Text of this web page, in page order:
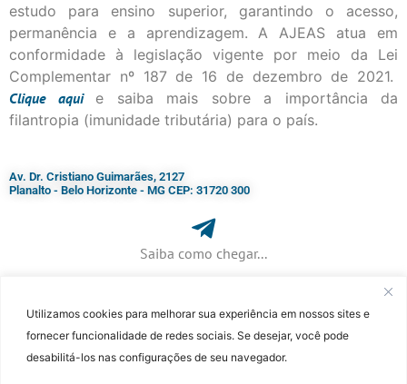
Utilizamos cookies para melhorar sua experiência em nossos sites e
fornecer funcionalidade de redes sociais. Se desejar, você pode
desabilitá-los nas configurações de seu navegador.
estudo para ensino superior, garantindo o acesso,
permanência e a aprendizagem. A AJEAS atua em
conformidade à legislação vigente por meio da Lei
Complementar nº 187 de 16 de dezembro de 2021.
Cliqueaqui
e saiba mais sobre a importância da
filantropia (imunidade tributária) para o país.
Av. Dr. Cristiano Guimarães, 2127
Planalto - Belo Horizonte - MG CEP: 31720 300
Saiba como chegar...
+ 55 (31) 3115-7000​